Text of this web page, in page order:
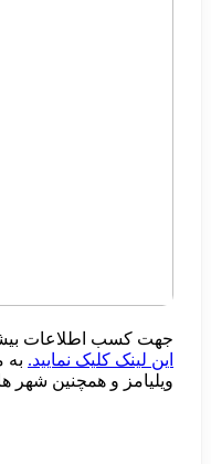
جهت کسب اطلاعات
این لینک کلیک نمایید.
ویلیامز و همچنین